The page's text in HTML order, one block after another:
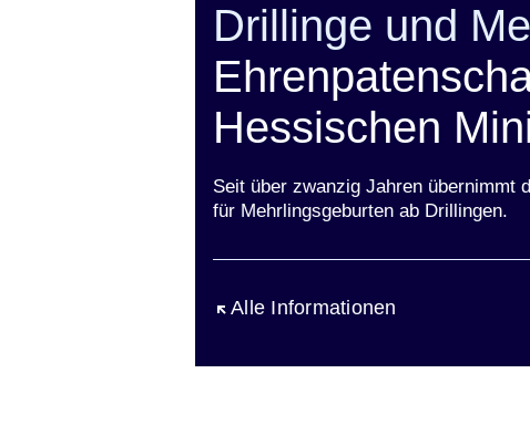
Drillinge und
Hessischen
Seit über zwanzig Jahren übernimmt
für Mehrlingsgeburten ab Drillingen.
Alle Informationen
Öffnet sich in einem neuen Fenster